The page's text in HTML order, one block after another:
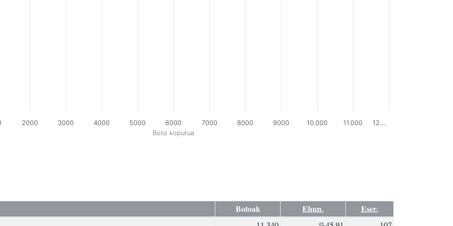
Boto kopurua
2000 3000 4000 5000 6000 7000 8000 9000 10.000 11.000 12.…
Botoak Ehun. Eser.